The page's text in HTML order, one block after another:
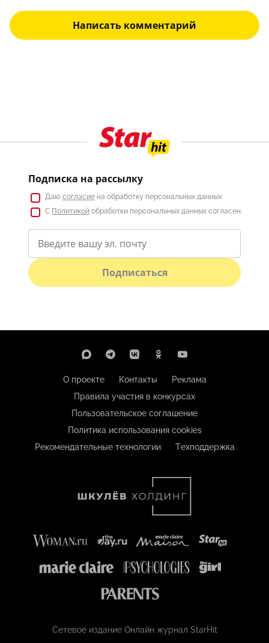
Написать комментарий
Подписка на рассылку
Даю согласие на обработку персональных данных
С Политикой обработки персональных данных согласен
Подписаться
О проекте Контакты
Реклама
Правила участия в конкурсах
Пользовательское соглашение
Политика использования cookies
Рекомендательные технологии
Техподдержка
Сетевое издание Онлайн журнал StarHit